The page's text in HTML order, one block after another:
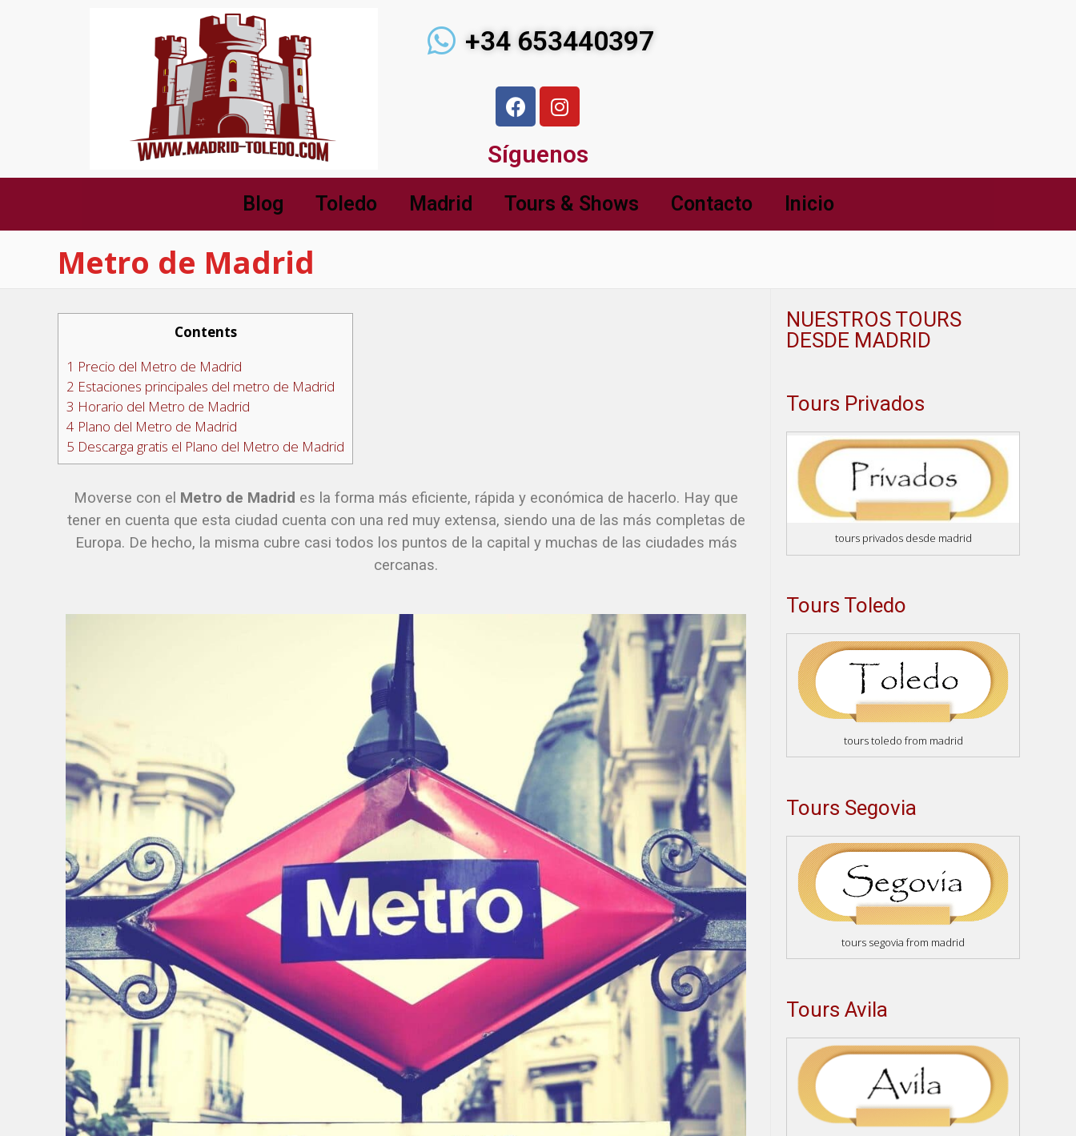
+34 653440397
Síguenos
Blog Toledo Madrid Tours & Shows Contacto Inicio
Metro de Madrid
Contents
1 Precio del Metro de Madrid
2 Estaciones principales del metro de Madrid
3 Horario del Metro de Madrid
4 Plano del Metro de Madrid
5 Descarga gratis el Plano del Metro de Madrid
Moverse con el Metro de Madrid es la forma más eficiente, rápida y económica de hacerlo. Hay que
tener en cuenta que esta ciudad cuenta con una red muy extensa, siendo una de las más completas de
Europa. De hecho, la misma cubre casi todos los puntos de la capital y muchas de las ciudades más
cercanas.
NUESTROS TOURS
DESDE MADRID
Tours Privados
tours privados desde madrid
Tours Toledo
tours toledo from madrid
Tours Segovia
tours segovia from madrid
Tours Avila